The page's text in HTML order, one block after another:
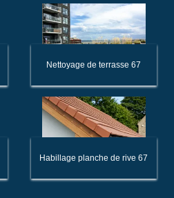
Nettoyage de terrasse 67
Habillage planche de rive 67